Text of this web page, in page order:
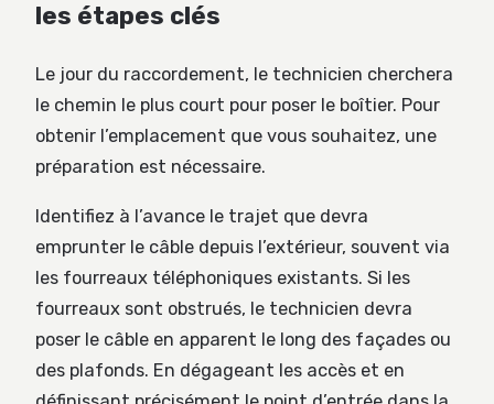
les étapes clés
Le jour du raccordement, le technicien cherchera
le chemin le plus court pour poser le boîtier. Pour
obtenir l’emplacement que vous souhaitez, une
préparation est nécessaire.
Identifiez à l’avance le trajet que devra
emprunter le câble depuis l’extérieur, souvent via
les fourreaux téléphoniques existants. Si les
fourreaux sont obstrués, le technicien devra
poser le câble en apparent le long des façades ou
des plafonds. En dégageant les accès et en